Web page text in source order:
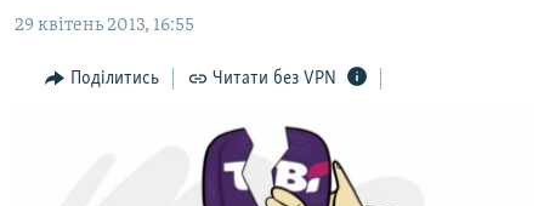
основної
Перейти
БЛОГИ
ПОГЛЯД
29 квітень 2013, 16:55
Поділитись Читати без VPN